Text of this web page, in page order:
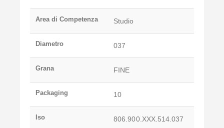
Area di Competenza Studio
Diametro 037
Grana FINE
Packaging 10
Iso 806.900.XXX.514.037